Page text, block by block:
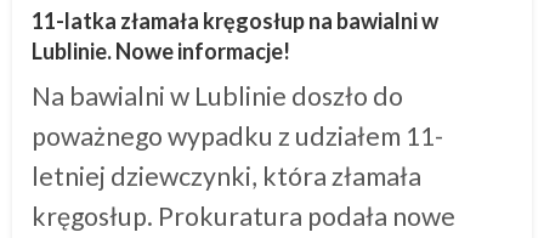
11-latka złamała kręgosłup na bawialni w
Lublinie. Nowe informacje!
Na bawialni w Lublinie doszło do
poważnego wypadku z udziałem 11-
letniej dziewczynki, która złamała
kręgosłup. Prokuratura podała nowe